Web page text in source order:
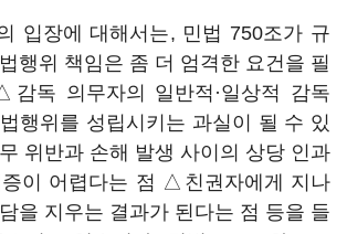
입장에 대해서는, 민법 750조가 규
행위 책임은 좀 더 엄격한 요건을 필
독 의무자의 일반적·일상적 감독
행위를 성립시키는 과실이 될 수 있
위반과 손해 발생 사이의 상당 인과
이 어렵다는 점 △친권자에게 지나
을 지우는 결과가 된다는 점 등을 들